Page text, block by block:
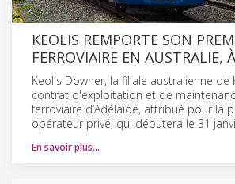
KEOLIS REMPORTE SON
FERROVIAIRE EN AUSTRALIE,
Keolis Downer, la filiale australienne de
contrat d'exploitation et de
ferroviaire d’Adélaïde, attribué pour la
opérateur privé, qui débutera le 31
En savoir plus…